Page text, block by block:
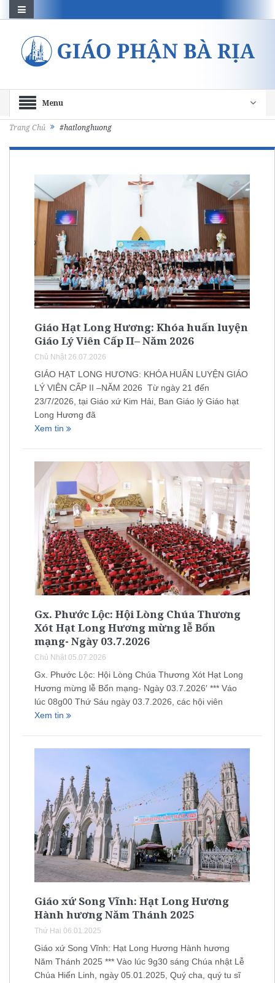
Menu
Trang Chủ #hatlonghuong
Giáo Hạt Long Hương: Khóa huấn luyện
Giáo Lý Viên Cấp II– Năm 2026
Chủ Nhật 26.07.2026
GIÁO HẠT LONG HƯƠNG: KHÓA HUẤN LUYỆN GIÁO
LÝ VIÊN CẤP II –NĂM 2026 Từ ngày 21 đến
23/7/2026, tại Giáo xứ Kim Hải, Ban Giáo lý Giáo hạt
Long Hương đã
Xem tin
Gx. Phước Lộc: Hội Lòng Chúa Thương
Xót Hạt Long Hương mừng lễ Bổn
mạng- Ngày 03.7.2026
Chủ Nhật 05.07.2026
Gx. Phước Lộc: Hội Lòng Chúa Thương Xót Hạt Long
Hương mừng lễ Bổn mạng- Ngày 03.7.2026′ *** Váo
lúc 08g00 Thứ Sáu ngày 03.7.2026, các hội viên
Xem tin
Giáo xứ Song Vĩnh: Hạt Long Hương
Hành hương Năm Thánh 2025
Thứ Hai 06.01.2025
Giáo xứ Song Vĩnh: Hạt Long Hương Hành hương
Năm Thánh 2025 *** Vào lúc 9g30 sáng Chúa nhật Lễ
Chúa Hiển Linh, ngày 05.01.2025, Quý cha, quý tu sĩ